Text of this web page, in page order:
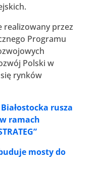
realizowany przez
Programu
Polski w
rynków
rusza
ramach
mosty do